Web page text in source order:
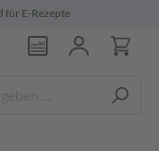
für E-Rezepte